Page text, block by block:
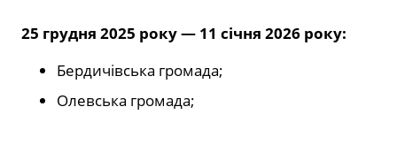
25 грудня 2025 року — 11 січня 2026 року:
Бердичівська громада;
Олевська громада;